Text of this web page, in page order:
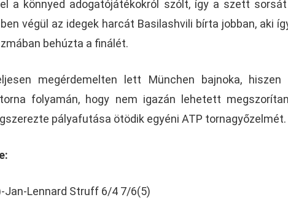
a könnyed adogatójátékokról szólt, így a szett
végül az idegek harcát Basilashvili bírta jobban, aki
behúzta a finálét.
megérdemelten lett München bajnoka, hiszen
folyamán, hogy nem igazán lehetett
pályafutása ötödik egyéni ATP tornagyőzelmét.
Jan-Lennard Struff 6/4 7/6(5)